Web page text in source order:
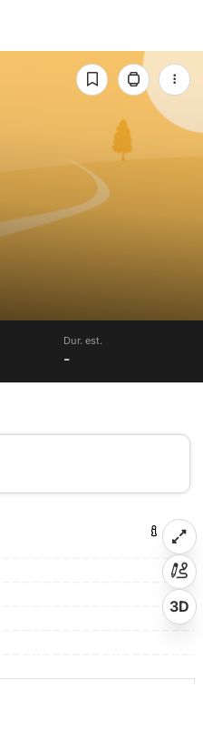
Dur. est.
-
3D